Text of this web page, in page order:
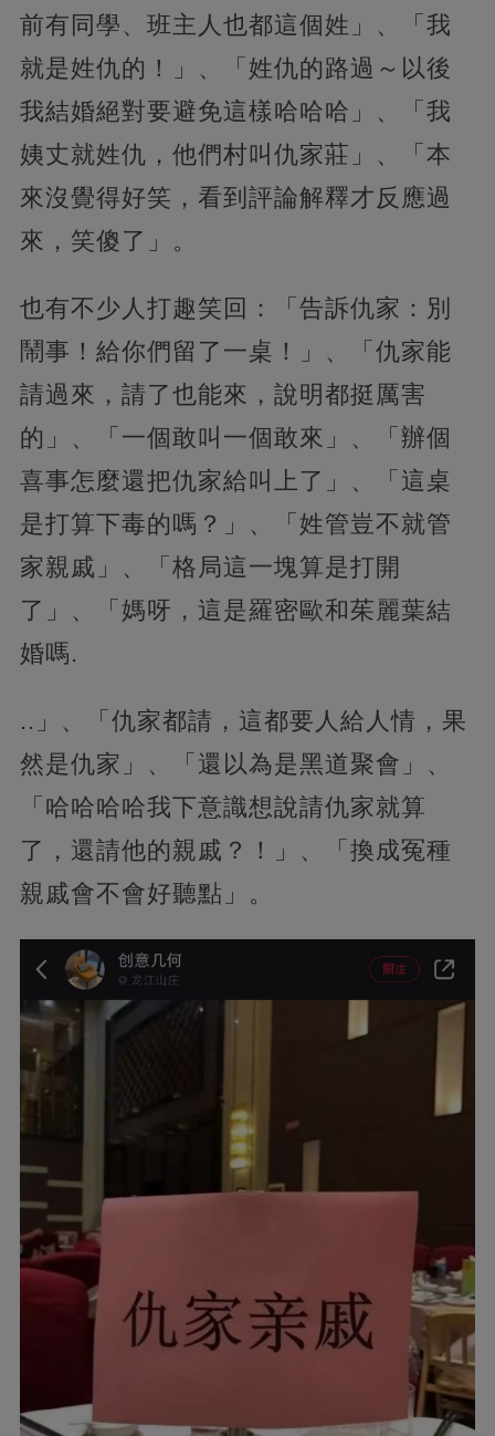
前有同學、班主人也都這個姓」、「我
就是姓仇的！」、「姓仇的路過～以後
我結婚絕對要避免這樣哈哈哈」、「我
姨丈就姓仇，他們村叫仇家莊」、「本
來沒覺得好笑，看到評論解釋才反應過
來，笑傻了」。
也有不少人打趣笑回：「告訴仇家：別
鬧事！給你們留了一桌！」、「仇家能
請過來，請了也能來，說明都挺厲害
的」、「一個敢叫一個敢來」、「辦個
喜事怎麼還把仇家給叫上了」、「這桌
是打算下毒的嗎？」、「姓管豈不就管
家親戚」、「格局這一塊算是打開
了」、「媽呀，這是羅密歐和茱麗葉結
婚嗎.
..」、「仇家都請，這都要人給人情，果
然是仇家」、「還以為是黑道聚會」、
「哈哈哈哈我下意識想說請仇家就算
了，還請他的親戚？！」、「換成冤種
親戚會不會好聽點」。